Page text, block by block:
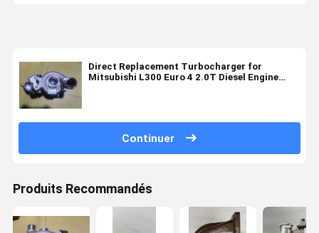
Direct Replacement Turbocharger for
Mitsubishi L300 Euro 4 2.0T Diesel Engine
Continuer
Produits Recommandés